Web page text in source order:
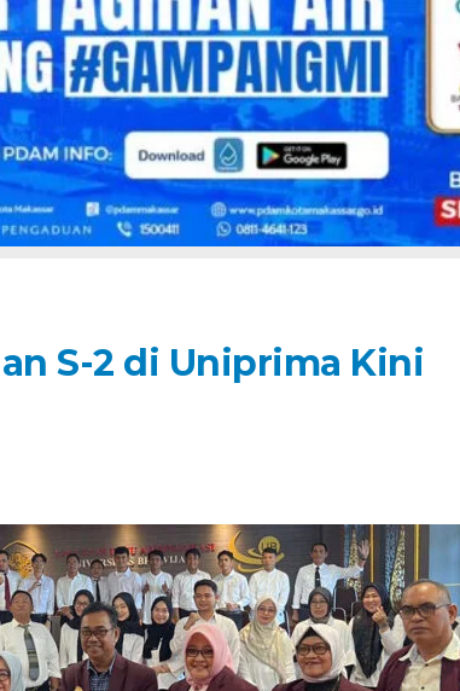
S-2 di Uniprima Kini